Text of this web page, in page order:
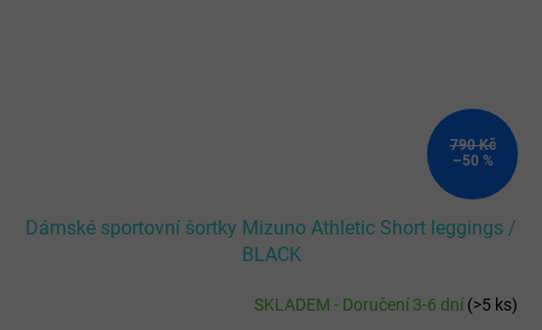
790 Kč
–50 %
Dámské sportovní šortky Mizuno Athletic Short leggings /
BLACK
SKLADEM - Doručení 3-6 dní(>5 ks)